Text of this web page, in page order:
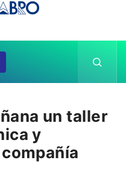
un taller
y